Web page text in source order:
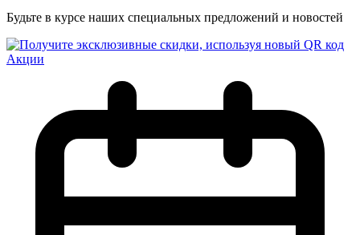
Будьте в курсе наших специальных предложений и новостей
Акции